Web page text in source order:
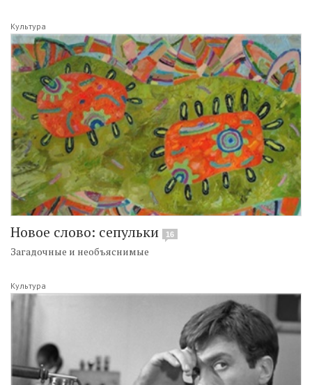
Культура
Новое слово: сепульки 16
Загадочные и необъяснимые
Культура